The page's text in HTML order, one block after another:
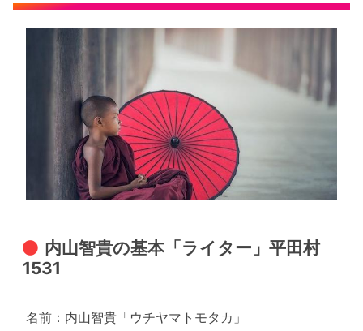
内山智貴の基本「ライター」平田村
1531
名前：内山智貴「ウチヤマトモタカ」